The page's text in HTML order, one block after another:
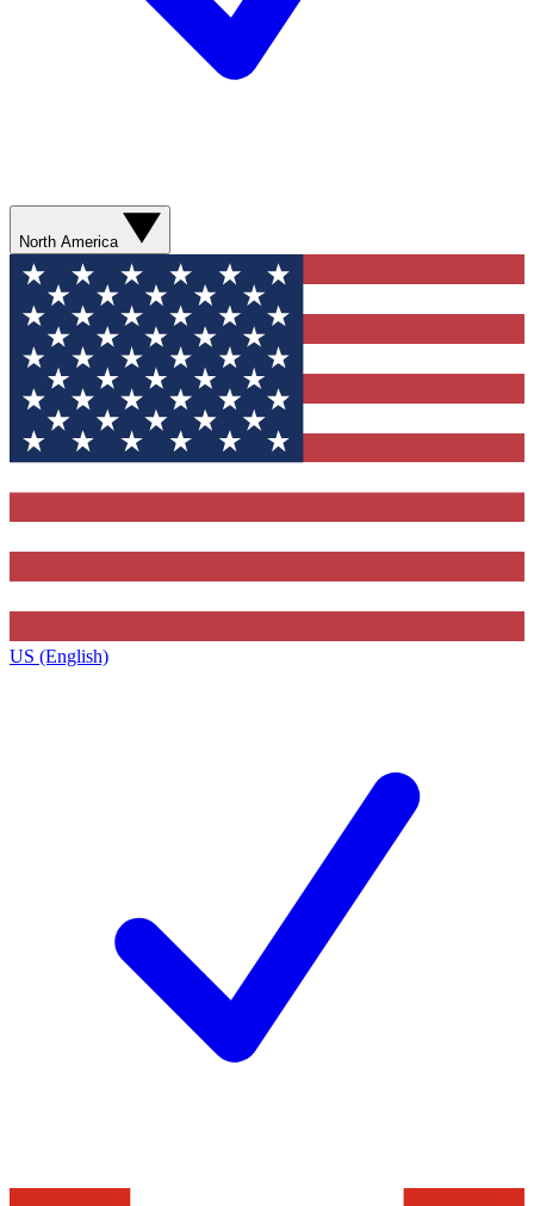
North America
US (English)